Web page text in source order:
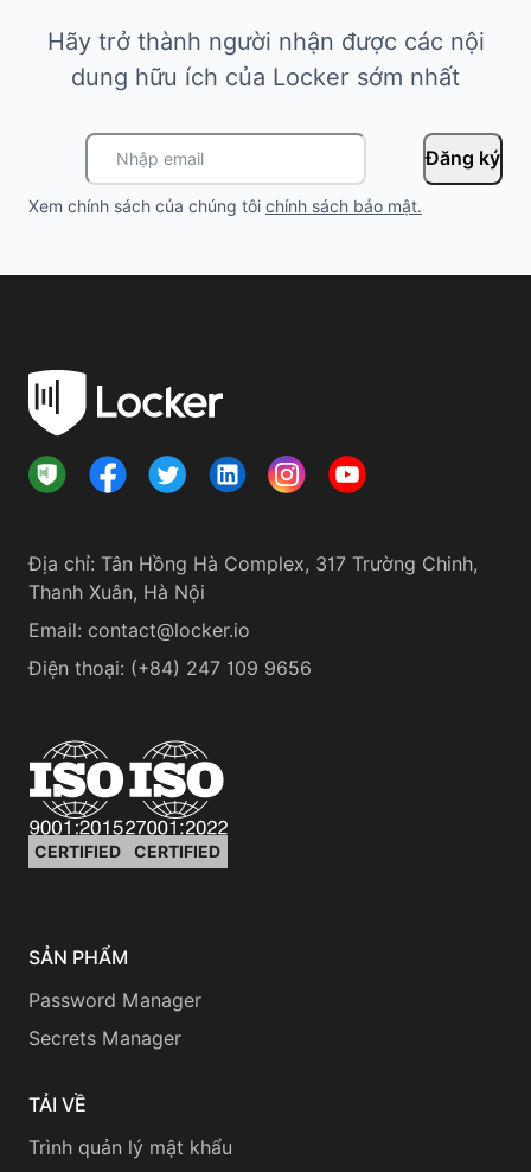
Hãy trở thành người nhận được các nội
dung hữu ích của Locker sớm nhất
Đăng ký
Xem chính sách của chúng tôi chính sách bảo mật.
Địa chỉ: Tân Hồng Hà Complex, 317 Trường Chinh,
Thanh Xuân, Hà Nội
Email: contact@locker.io
Điện thoại: (+84) 247 109 9656
CERTIFIED CERTIFIED
SẢN PHẨM
Password Manager
Secrets Manager
TẢI VỀ
Trình quản lý mật khẩu